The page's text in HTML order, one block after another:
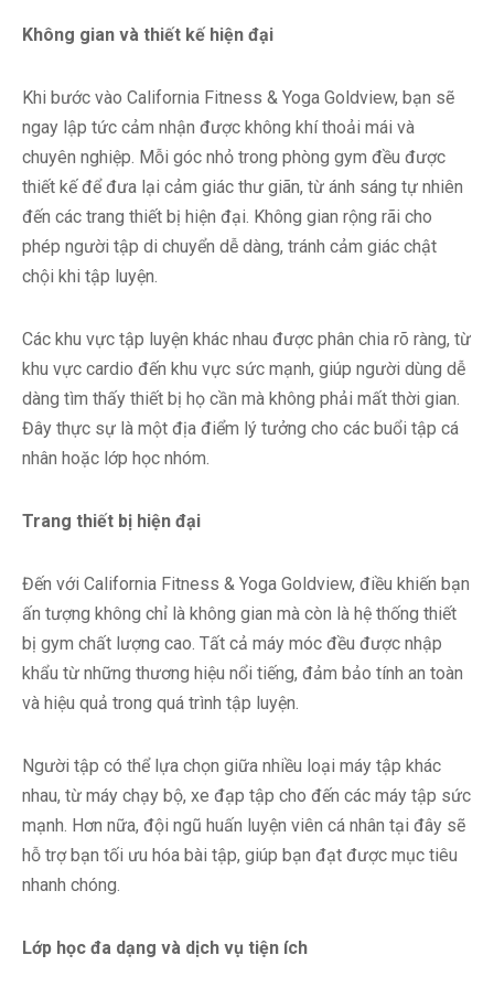
Không gian và thiết kế hiện đại
Khi bước vào California Fitness & Yoga Goldview, bạn sẽ
ngay lập tức cảm nhận được không khí thoải mái và
chuyên nghiệp. Mỗi góc nhỏ trong phòng gym đều được
thiết kế để đưa lại cảm giác thư giãn, từ ánh sáng tự nhiên
đến các trang thiết bị hiện đại. Không gian rộng rãi cho
phép người tập di chuyển dễ dàng, tránh cảm giác chật
chội khi tập luyện.
Các khu vực tập luyện khác nhau được phân chia rõ ràng, từ
khu vực cardio đến khu vực sức mạnh, giúp người dùng dễ
dàng tìm thấy thiết bị họ cần mà không phải mất thời gian.
Đây thực sự là một địa điểm lý tưởng cho các buổi tập cá
nhân hoặc lớp học nhóm.
Trang thiết bị hiện đại
Đến với California Fitness & Yoga Goldview, điều khiến bạn
ấn tượng không chỉ là không gian mà còn là hệ thống thiết
bị gym chất lượng cao. Tất cả máy móc đều được nhập
khẩu từ những thương hiệu nổi tiếng, đảm bảo tính an toàn
và hiệu quả trong quá trình tập luyện.
Người tập có thể lựa chọn giữa nhiều loại máy tập khác
nhau, từ máy chạy bộ, xe đạp tập cho đến các máy tập sức
mạnh. Hơn nữa, đội ngũ huấn luyện viên cá nhân tại đây sẽ
hỗ trợ bạn tối ưu hóa bài tập, giúp bạn đạt được mục tiêu
nhanh chóng.
Lớp học đa dạng và dịch vụ tiện ích